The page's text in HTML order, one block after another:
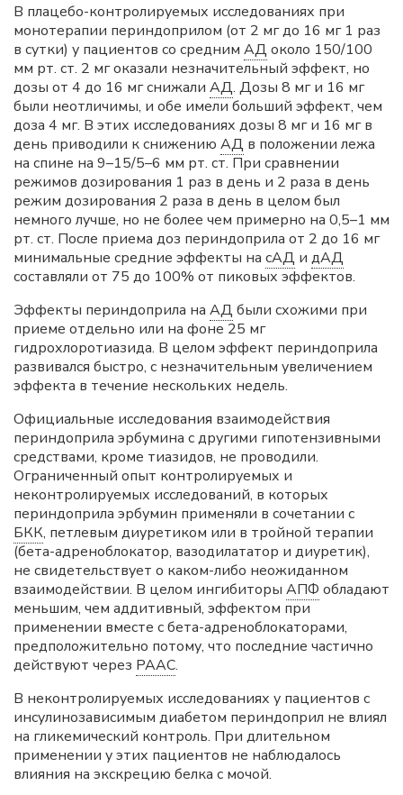
В плацебо-контролируемых исследованиях при
монотерапии периндоприлом (от 2 мг до 16 мг 1 раз
в сутки) у пациентов со средним АД около 150/100
мм рт. ст. 2 мг оказали незначительный эффект, но
дозы от 4 до 16 мг снижали АД. Дозы 8 мг и 16 мг
были неотличимы, и обе имели больший эффект, чем
доза 4 мг. В этих исследованиях дозы 8 мг и 16 мг в
день приводили к снижению АД в положении лежа
на спине на 9–15/5–6 мм рт. ст. При сравнении
режимов дозирования 1 раз в день и 2 раза в день
режим дозирования 2 раза в день в целом был
немного лучше, но не более чем примерно на 0,5–1 мм
рт. ст. После приема доз периндоприла от 2 до 16 мг
минимальные средние эффекты на сАД и дАД
составляли от 75 до 100% от пиковых эффектов.
Эффекты периндоприла на АД были схожими при
приеме отдельно или на фоне 25 мг
гидрохлоротиазида. В целом эффект периндоприла
развивался быстро, с незначительным увеличением
эффекта в течение нескольких недель.
Официальные исследования взаимодействия
периндоприла эрбумина с другими гипотензивными
средствами, кроме тиазидов, не проводили.
Ограниченный опыт контролируемых и
неконтролируемых исследований, в которых
периндоприла эрбумин применяли в сочетании с
БКК, петлевым диуретиком или в тройной терапии
(бета-адреноблокатор, вазодилататор и диуретик),
не свидетельствует о каком-либо неожиданном
взаимодействии. В целом ингибиторы АПФ обладают
меньшим, чем аддитивный, эффектом при
применении вместе с бета-адреноблокаторами,
предположительно потому, что последние частично
действуют через РААС.
В неконтролируемых исследованиях у пациентов с
инсулинозависимым диабетом периндоприл не влиял
на гликемический контроль. При длительном
применении у этих пациентов не наблюдалось
влияния на экскрецию белка с мочой.